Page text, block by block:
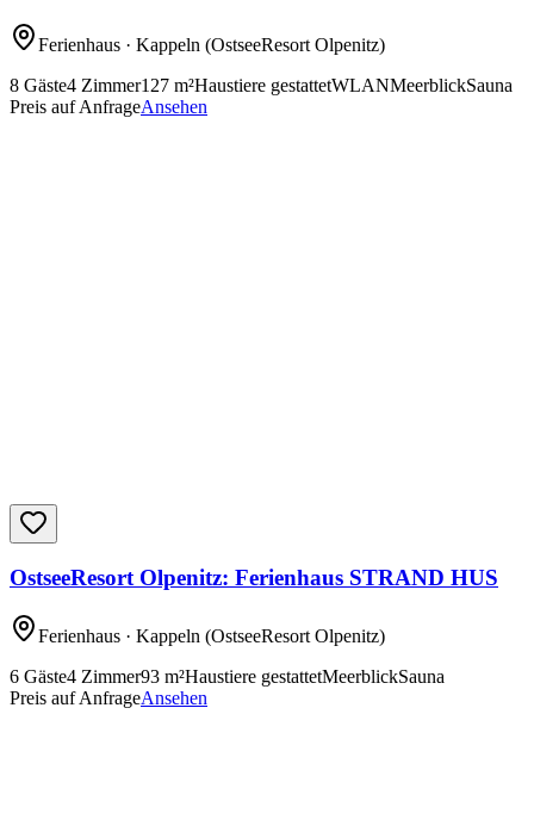
Ferienhaus · Kappeln (OstseeResort Olpenitz)
8 Gäste4 Zimmer127 m²Haustiere gestattetWLANMeerblickSauna
Preis auf AnfrageAnsehen
OstseeResort Olpenitz: Ferienhaus STRAND HUS
Ferienhaus · Kappeln (OstseeResort Olpenitz)
6 Gäste4 Zimmer93 m²Haustiere gestattetMeerblickSauna
Preis auf AnfrageAnsehen